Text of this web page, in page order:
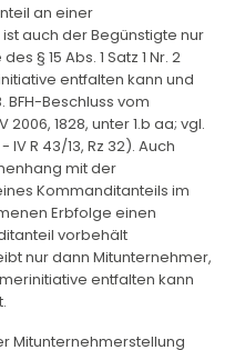
an einer
auch der Begünstigte nur
§ 15 Abs. 1 Satz 1 Nr. 2
entfalten kann und
Beschluss vom
2006, 1828, unter 1.b aa; vgl.
IV R 43/13, Rz 32). Auch
mit der
Kommanditanteils im
Erbfolge einen
vorbehält
nur dann Mitunternehmer,
entfalten kann
Mitunternehmerstellung